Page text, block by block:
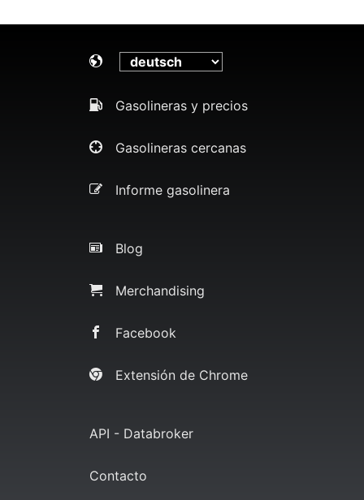
Gasolineras y precios
Gasolineras cercanas
Informe gasolinera
Blog
Merchandising
Facebook
Extensión de Chrome
API - Databroker
Contacto